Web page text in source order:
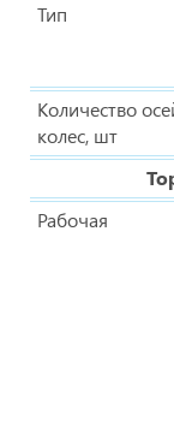
Тип
Количество
колес, шт
Рабочая